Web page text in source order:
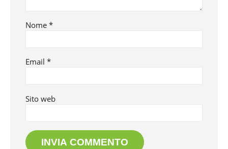
Nome *
Email *
Sito web